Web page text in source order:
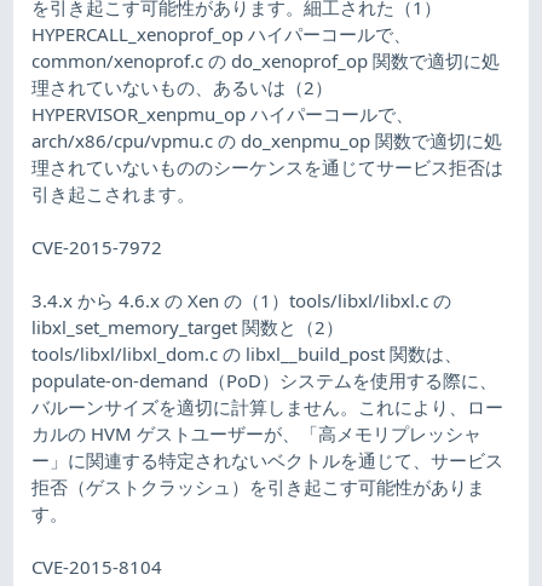
を引き起こす可能性があります。細工された（1）
HYPERCALL_xenoprof_op ハイパーコールで、
common/xenoprof.c の do_xenoprof_op 関数で適切に処
理されていないもの、あるいは（2）
HYPERVISOR_xenpmu_op ハイパーコールで、
arch/x86/cpu/vpmu.c の do_xenpmu_op 関数で適切に処
理されていないもののシーケンスを通じてサービス拒否は
引き起こされます。
CVE-2015-7972
3.4.x から 4.6.x の Xen の（1）tools/libxl/libxl.c の
libxl_set_memory_target 関数と（2）
tools/libxl/libxl_dom.c の libxl__build_post 関数は、
populate-on-demand（PoD）システムを使用する際に、
バルーンサイズを適切に計算しません。これにより、ロー
カルの HVM ゲストユーザーが、「高メモリプレッシャ
ー」に関連する特定されないベクトルを通じて、サービス
拒否（ゲストクラッシュ）を引き起こす可能性がありま
す。
CVE-2015-8104